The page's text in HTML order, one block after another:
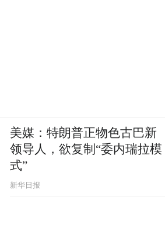
美媒：特朗普正物色古巴新
领导人，欲复制“委内瑞拉模
式”
新华日报